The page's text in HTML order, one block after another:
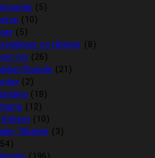
(5)
(10)
(5)
og tilbehør (8)
mv (26)
Spande (21)
(2)
(18)
(12)
(10)
Tilbehør (3)